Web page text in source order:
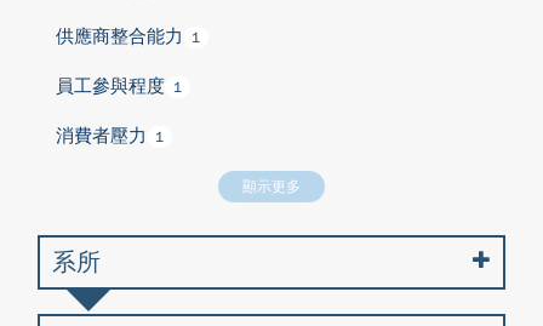
供應商整合能力 1
員工參與程度 1
消費者壓力 1
顯示更多
系所